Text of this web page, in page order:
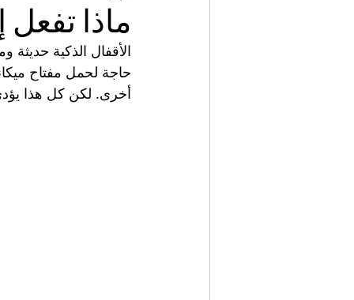
ماذا
الأقفال الذكية حديثة
أخرى. لكن كل هذا